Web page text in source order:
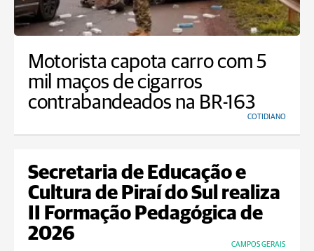
Motorista capota carro com 5
mil maços de cigarros
contrabandeados na BR-163
COTIDIANO
Secretaria de Educação e
Cultura de Piraí do Sul realiza
II Formação Pedagógica de
2026
CAMPOS GERAIS